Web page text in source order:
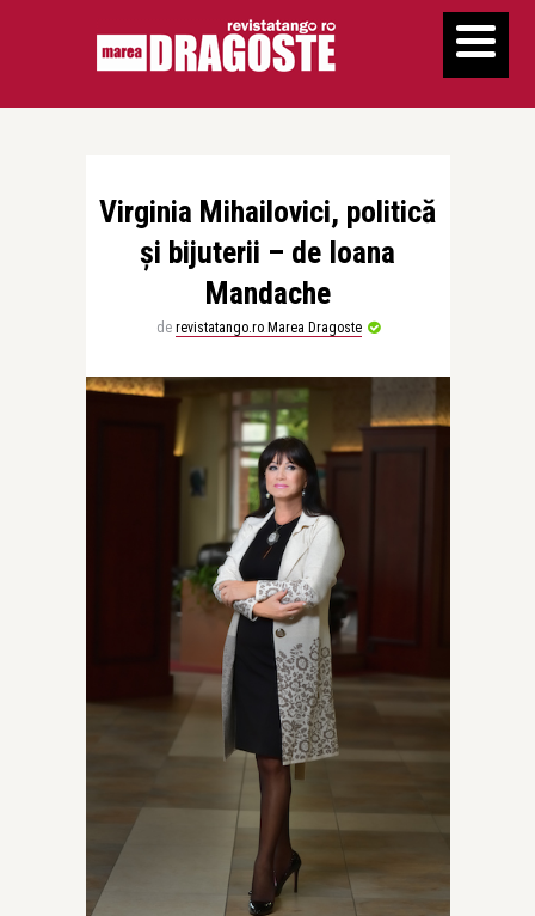
Virginia Mihailovici, politică
și bijuterii – de Ioana
Mandache
de revistatango.ro Marea Dragoste